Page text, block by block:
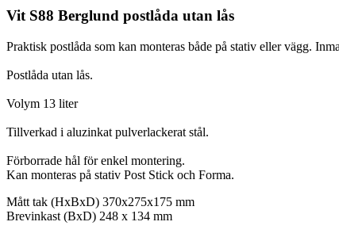
Vit S88 Berglund postlåda utan lås
Praktisk postlåda som kan monteras både på stativ eller vägg.
Postlåda utan lås.
Volym 13 liter
Tillverkad i aluzinkat pulverlackerat stål.
Förborrade hål för enkel montering.
Kan monteras på stativ Post Stick och Forma.
Mått tak (HxBxD) 370x275x175 mm
Brevinkast (BxD) 248 x 134 mm